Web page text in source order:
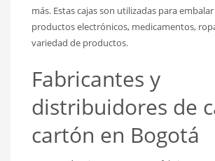
más. Estas cajas son utilizadas para
productos electrónicos, medicamentos,
variedad de productos.
Fabricantes y
distribuidores de
cartón en Bogotá